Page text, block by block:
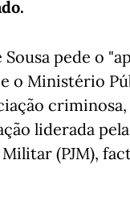
pede o
o Ministério
liderada
(PJM),